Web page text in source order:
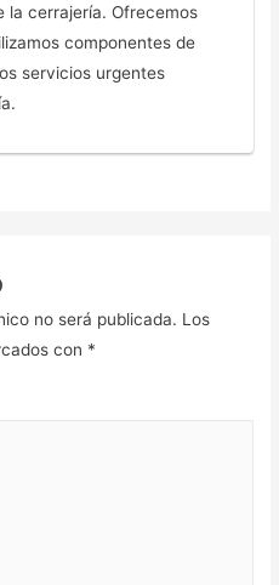
la cerrajería. Ofrecemos
componentes de
servicios urgentes
no será publicada. Los
con *